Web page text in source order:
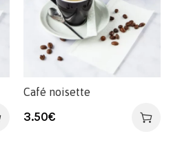
Café noisette
3.50€